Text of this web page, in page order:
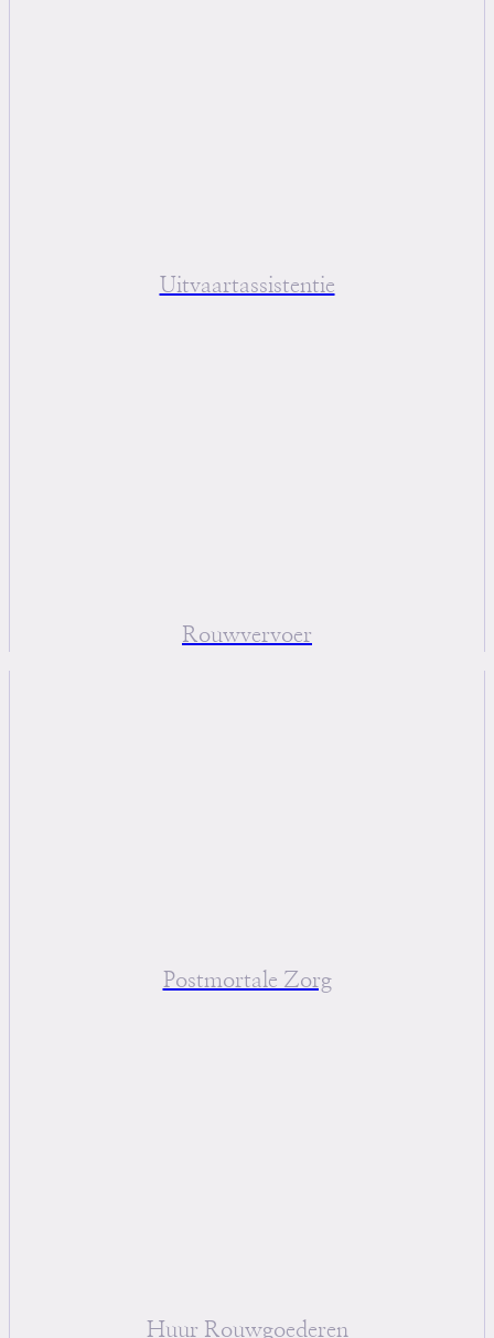
Uitvaartassistentie
Rouwvervoer
Postmortale Zorg
Huur Rouwgoederen